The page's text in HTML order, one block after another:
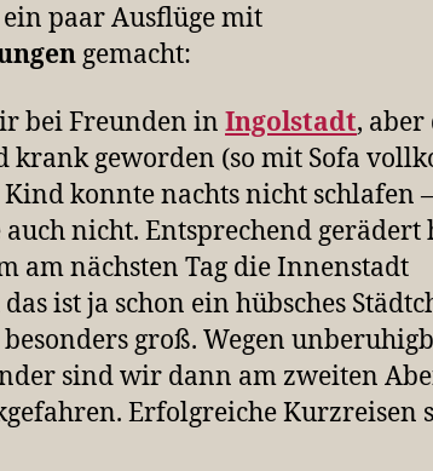
paar Ausflüge mit
gemacht:
bei Freunden in Ingolstadt,
krank geworden (so mit Sofa
Kind konnte nachts nicht schlafen
nicht. Entsprechend gerädert
am nächsten Tag die Innenstadt
ist ja schon ein hübsches
groß. Wegen
sind wir dann am zweiten
Erfolgreiche Kurzreisen